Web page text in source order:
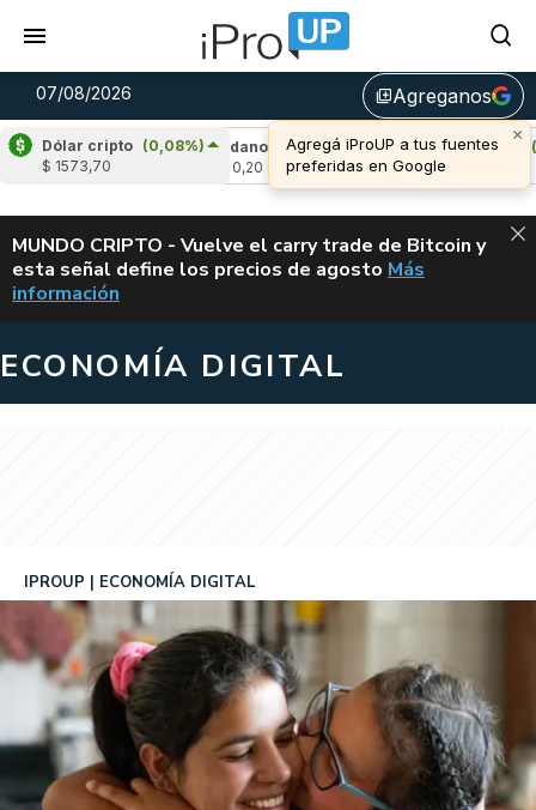
07/08/2026 library_addAgreganos
×
Agregá iProUP a tus fuentes
preferidas en Google
Dólar cripto (0,08%)
$ 1573,70
Cardano
(4,90%)
Avalanche
u$s 6,47
ALERTA
MUNDO CRIPTO - Vuelve el carry trade de Bitcoin y
esta señal define los precios de agosto VUELVE EL
Más
información
ECONOMÍA DIGITAL
IPROUP ECONOMÍA DIGITAL